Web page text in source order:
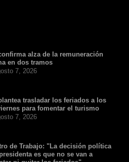
alza de la remuneración
en dos tramos
7, 2026
trasladar los feriados a los
para fomentar el turismo
7, 2026
de Trabajo: "La decisión política
es que no se van a